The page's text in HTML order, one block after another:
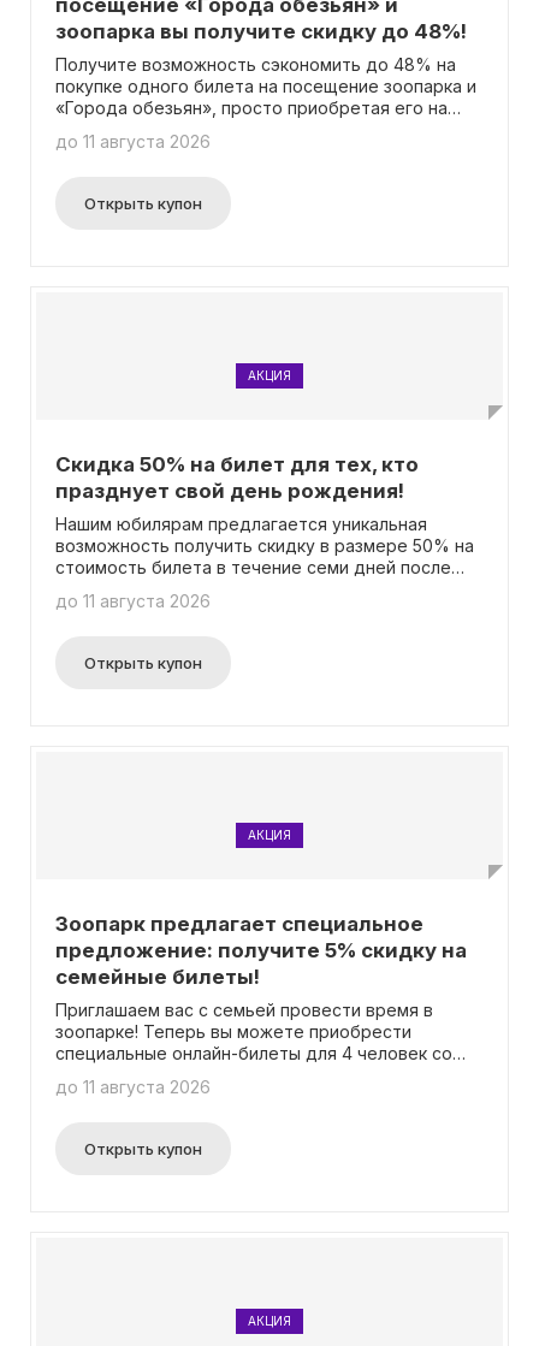
посещение «Города обезьян» и
зоопарка вы получите скидку до 48%!
Получите возможность сэкономить до 48% на
покупке одного билета на посещение зоопарка и
«Города обезьян», просто приобретая его на
промокод, просто совершите покупку и
до 11 августа 2026
Открыть купон
АКЦИЯ
Скидка 50% на билет для тех, кто
празднует свой день рождения!
Нашим юбилярам предлагается уникальная
возможность получить скидку в размере 50% на
стоимость билета в течение семи дней после
специального промокода, чтобы
до 11 августа 2026
Открыть купон
АКЦИЯ
Зоопарк предлагает специальное
предложение: получите 5% скидку на
семейные билеты!
Приглашаем вас с семьей провести время в
зоопарке! Теперь вы можете приобрести
специальные онлайн-билеты для 4 человек со
скидка будет автоматически применена.
до 11 августа 2026
Открыть купон
АКЦИЯ